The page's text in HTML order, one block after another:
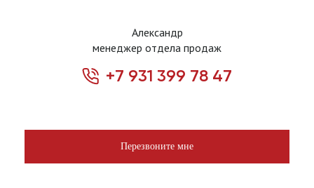
Александр
менеджер отдела продаж
+7 931 399 78 47
Перезвоните мне